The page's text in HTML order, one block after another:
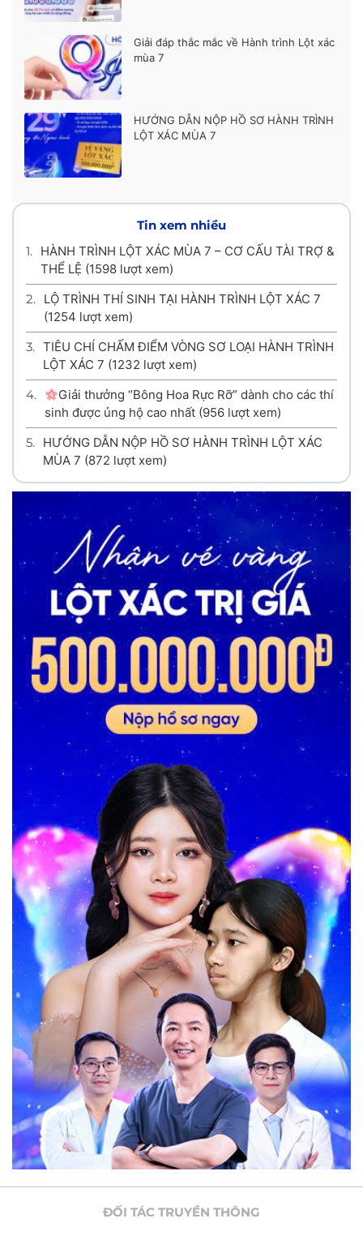
Giải đáp thắc mắc về Hành trình Lột xác
mùa 7
HƯỚNG DẪN NỘP HỒ SƠ HÀNH TRÌNH
LỘT XÁC MÙA 7
Tin xem nhiều
1. HÀNH TRÌNH LỘT XÁC MÙA 7 – CƠ CẤU TÀI TRỢ &
THỂ LỆ (1598 lượt xem)
2.
LỘ TRÌNH THÍ SINH TẠI HÀNH TRÌNH LỘT XÁC 7
(1254 lượt xem)
3. TIÊU CHÍ CHẤM ĐIỂM VÒNG SƠ LOẠI HÀNH TRÌNH
LỘT XÁC 7 (1232 lượt xem)
4.
Giải thưởng “Bông Hoa Rực Rỡ” dành cho các thí
sinh được ủng hộ cao nhất (956 lượt xem)
5. HƯỚNG DẪN NỘP HỒ SƠ HÀNH TRÌNH LỘT XÁC
MÙA 7 (872 lượt xem)
ĐỐI TÁC TRUYỀN THÔNG